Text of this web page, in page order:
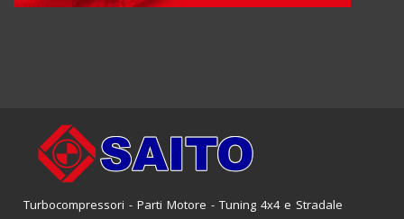
Turbocompressori - Parti Motore - Tuning 4x4 e Stradale